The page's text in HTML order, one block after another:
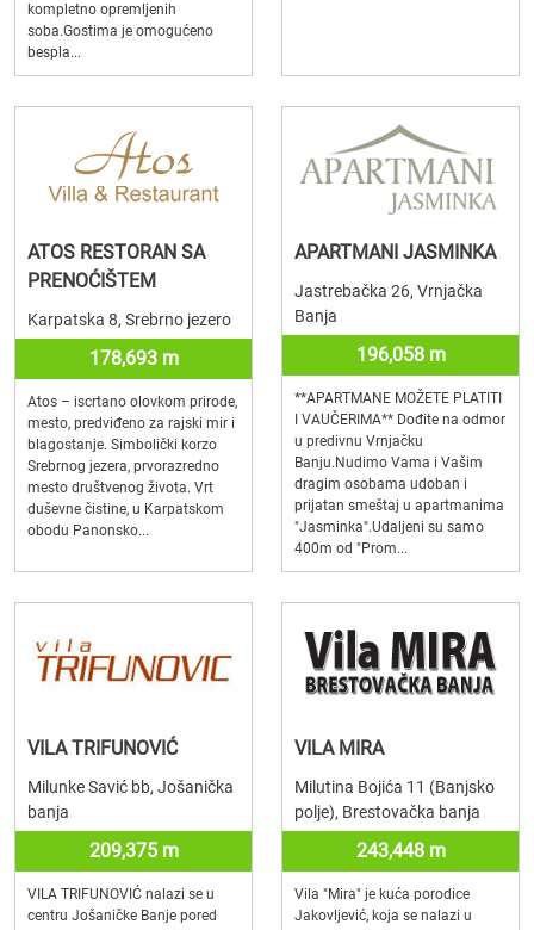
kompletno opremljenih
soba.Gostima je omogućeno
bespla...
ATOS RESTORAN SA
PRENOĆIŠTEM
Karpatska 8, Srebrno jezero
178,693 m
Atos – iscrtano olovkom prirode,
mesto, predviđeno za rajski mir i
blagostanje. Simbolički korzo
Srebrnog jezera, prvorazredno
mesto društvenog života. Vrt
duševne čistine, u Karpatskom
obodu Panonsko...
APARTMANI JASMINKA
Jastrebačka 26, Vrnjačka
Banja
196,058 m
**APARTMANE MOŽETE PLATITI
I VAUČERIMA** Dođite na odmor
u predivnu Vrnjačku
Banju.Nudimo Vama i Vašim
dragim osobama udoban i
prijatan smeštaj u apartmanima
"Jasminka".Udaljeni su samo
400m od "Prom...
VILA TRIFUNOVIĆ
Milunke Savić bb, Jošanička
banja
209,375 m
VILA TRIFUNOVIĆ nalazi se u
centru Jošaničke Banje pored
VILA MIRA
Milutina Bojića 11 (Banjsko
polje), Brestovačka banja
243,448 m
Vila "Mira" je kuća porodice
Jakovljević, koja se nalazi u